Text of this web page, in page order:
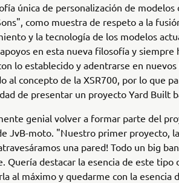
única de personalización de modelos
como muestra de respeto a la
y la tecnología de los modelos
en esta nueva filosofía y siempre
lo establecido y adentrarse en
al concepto de la XSR700, por lo que
de presentar un proyecto Yard Built
genial volver a formar parte del
JvB-moto. "Nuestro primer proyecto,
una pared! Todo un big
Quería destacar la esencia de este tipo
al máximo y quedarme con la esencia